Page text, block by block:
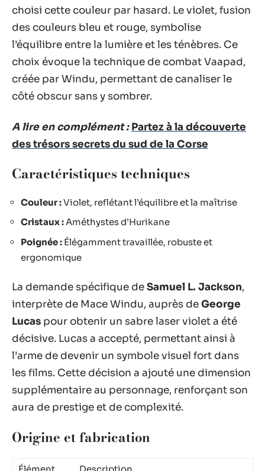
choisi cette couleur par hasard. Le violet, fusion
des couleurs bleu et rouge, symbolise
l’équilibre entre la lumière et les ténèbres. Ce
choix évoque la technique de combat Vaapad,
créée par Windu, permettant de canaliser le
côté obscur sans y sombrer.
A lire en complément : Partez à la découverte
des trésors secrets du sud de la Corse
Caractéristiques techniques
Couleur :Violet, reflétant l’équilibre et la maîtrise
Cristaux :Améthystes d’Hurikane
Poignée : Élégamment travaillée, robuste et
ergonomique
La demande spécifique deSamuel L. Jackson,
interprète de Mace Windu, auprès deGeorge
Lucas pour obtenir un sabre laser violet a été
décisive. Lucas a accepté, permettant ainsi à
l’arme de devenir un symbole visuel fort dans
les films. Cette décision a ajouté une dimension
supplémentaire au personnage, renforçant son
aura de prestige et de complexité.
Origine et fabrication